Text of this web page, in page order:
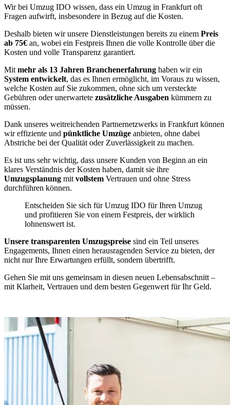
Wir bei Umzug IDO wissen, dass ein Umzug in Frankfurt oft
Fragen aufwirft, insbesondere in Bezug auf die Kosten.
Deshalb bieten wir unsere Dienstleistungen bereits zu einem Preis
ab 75€ an, wobei ein Festpreis Ihnen die volle Kontrolle über die
Kosten und volle Transparenz garantiert.
Mit mehr als 13 Jahren Branchenerfahrung haben wir ein
System entwickelt, das es Ihnen ermöglicht, im Voraus zu wissen,
welche Kosten auf Sie zukommen, ohne sich um versteckte
Gebühren oder unerwartete zusätzliche Ausgaben kümmern zu
müssen.
Dank unseres weitreichenden Partnernetzwerks in Frankfurt können
wir effiziente und pünktliche Umzüge anbieten, ohne dabei
Abstriche bei der Qualität oder Zuverlässigkeit zu machen.
Es ist uns sehr wichtig, dass unsere Kunden von Beginn an ein
klares Verständnis der Kosten haben, damit sie ihre
Umzugsplanung mit vollstem Vertrauen und ohne Stress
durchführen können.
Entscheiden Sie sich für Umzug IDO für Ihren Umzug
und profitieren Sie von einem Festpreis, der wirklich
lohnenswert ist.
Unsere transparenten Umzugspreise sind ein Teil unseres
Engagements, Ihnen einen herausragenden Service zu bieten, der
nicht nur Ihre Erwartungen erfüllt, sondern übertrifft.
Gehen Sie mit uns gemeinsam in diesen neuen Lebensabschnitt –
mit Klarheit, Vertrauen und dem besten Gegenwert für Ihr Geld.